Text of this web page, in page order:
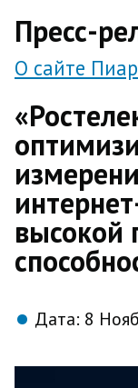
Пресс-
О сайте
высокой
Дата: 8